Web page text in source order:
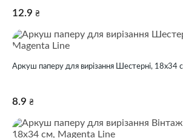
12.9 ₴
Аркуш паперу для вирізання Шестерні, 18х34
8.9 ₴